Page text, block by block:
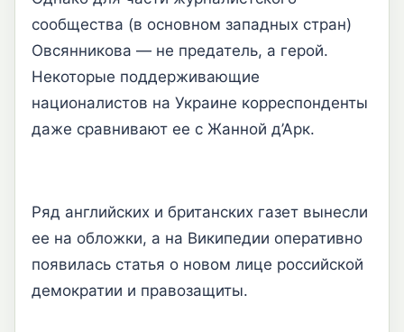
сообщества (в основном западных стран)
Овсянникова — не предатель, а герой.
Некоторые поддерживающие
националистов на Украине корреспонденты
даже сравнивают ее с Жанной д’Арк.
Ряд английских и британских газет вынесли
ее на обложки, а на Википедии оперативно
появилась статья о новом лице российской
демократии и правозащиты.